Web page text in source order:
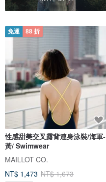
免運 88 折
性感甜美交叉露背連身泳裝/海軍-
黃/ Swimwear
MAILLOT CO.
NT$ 1,473 NT$ 1,673